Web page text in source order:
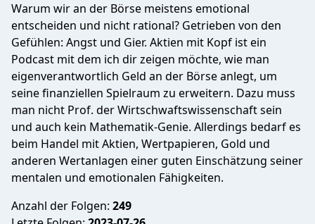
Warum wir an der Börse meistens emotional
entscheiden und nicht rational? Getrieben von den
Gefühlen: Angst und Gier. Aktien mit Kopf ist ein
Podcast mit dem ich dir zeigen möchte, wie man
eigenverantwortlich Geld an der Börse anlegt, um
seine finanziellen Spielraum zu erweitern. Dazu muss
man nicht Prof. der Wirtschwaftswissenschaft sein
und auch kein Mathematik-Genie. Allerdings bedarf es
beim Handel mit Aktien, Wertpapieren, Gold und
anderen Wertanlagen einer guten Einschätzung seiner
mentalen und emotionalen Fähigkeiten.
Anzahl der Folgen: 249